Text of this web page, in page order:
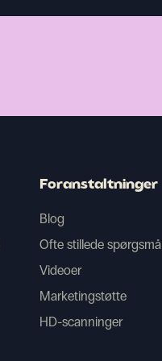
Foranstaltninger
Blog
Ofte stillede spørgsmål
Videoer
Marketingstøtte
HD-scanninger